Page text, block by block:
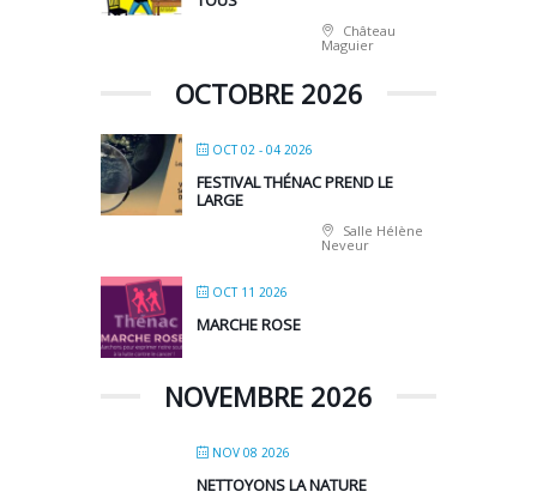
Château
Maguier
OCTOBRE 2026
OCT 02 - 04 2026
FESTIVAL THÉNAC PREND LE
LARGE
Salle Hélène
Neveur
OCT 11 2026
MARCHE ROSE
NOVEMBRE 2026
NOV 08 2026
NETTOYONS LA NATURE